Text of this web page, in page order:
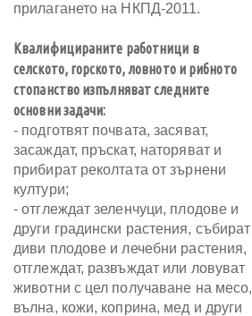
прилагането на НКПД-2011.
Квалифицираните работници в
селското, горското, ловното и рибното
стопанство изпълняват следните
основни задачи:
- подготвят почвата, засяват,
засаждат, пръскат, наторяват и
прибират реколтата от зърнени
култури;
- отглеждат зеленчуци, плодове и
други градински растения, събират
диви плодове и лечебни растения,
отглеждат, развъждат или ловуват
животни с цел получаване на месо,
вълна, кожи, коприна, мед и други